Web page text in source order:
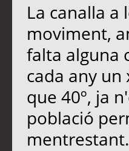
La canalla a
moviment,
falta alguna
cada any un
que 40º, ja
població
mentrestant.